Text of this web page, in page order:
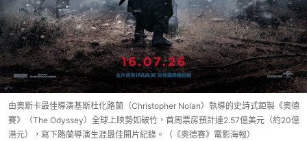
由奧斯卡最佳導演基斯杜化路蘭（Christopher Nolan）執導的史詩式鉅製《奧德
賽》（The Odyssey）全球上映勢如破竹，首周票房預計達2.57億美元（約20億
港元），寫下路蘭導演生涯最佳開片紀錄。（《奧德賽》電影海報）